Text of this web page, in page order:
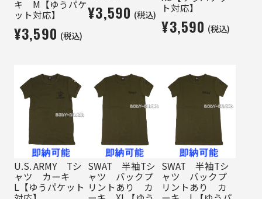
キ M【ゆうパケ
ット対応】
¥3,590 (税込)
¥3,590 (税込)
ト対応】
¥3,590 (税込)
U.S. ARMY Tシ
ャツ カーキ
L【ゆうパケット
SWAT 半袖Tシ
ャツ バックプ
リントあり カ
SWAT 半袖Tシ
ャツ バックプ
リントあり カ